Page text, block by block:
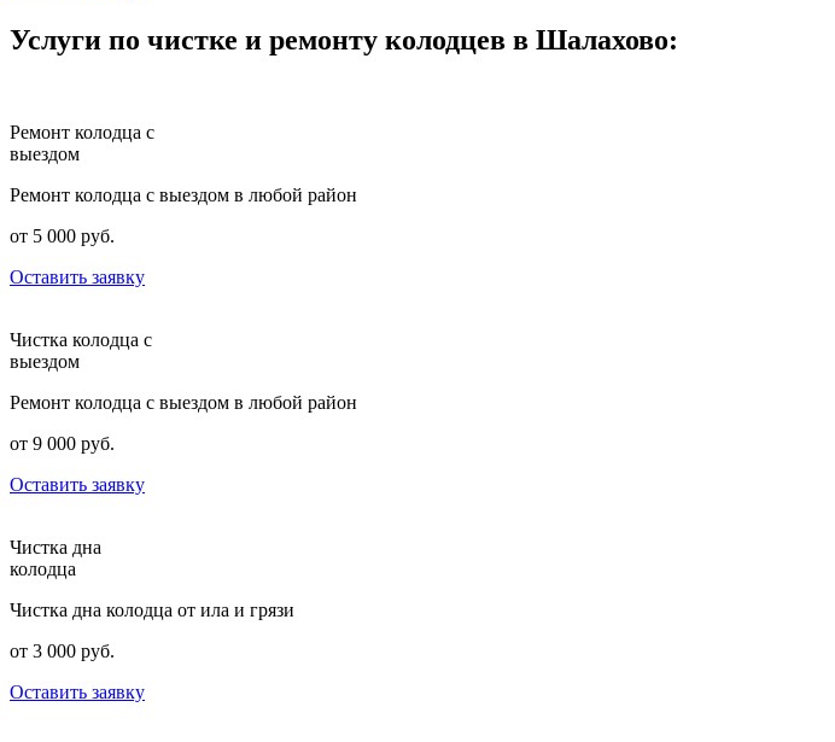
Услуги по чистке и ремонту колодцев в Шалахово:
Ремонт колодца с
выездом
Ремонт колодца с выездом в любой район
от 5 000 руб.
Оставить заявку
Чистка колодца с
выездом
Ремонт колодца с выездом в любой район
от 9 000 руб.
Оставить заявку
Чистка дна
колодца
Чистка дна колодца от ила и грязи
от 3 000 руб.
Оставить заявку